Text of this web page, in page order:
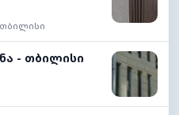
- თბილისი